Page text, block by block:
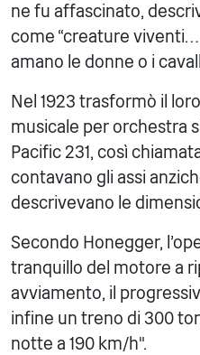
ne fu affascinato,
come “creature
amano le donne o i
Nel 1923 trasformò il
musicale per orchestra
Pacific 231, così
contavano gli assi
descrivevano le
Secondo Honegger,
tranquillo del motore a
avviamento, il
infine un treno di 300
notte a 190 km/h".